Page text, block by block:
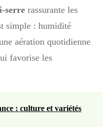
serre rassurante les
simple : humidité
aération quotidienne
favorise les
: culture et variétés